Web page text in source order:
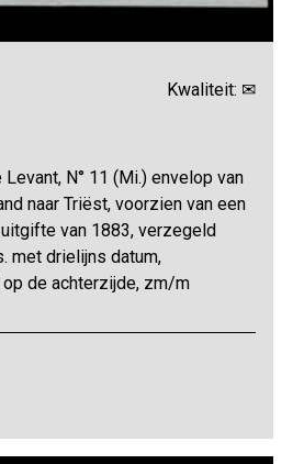
Kwaliteit: ✉
N° 11 (Mi.) envelop van
naar Triëst, voorzien van een
van 1883, verzegeld
met drielijns datum,
de achterzijde, zm/m